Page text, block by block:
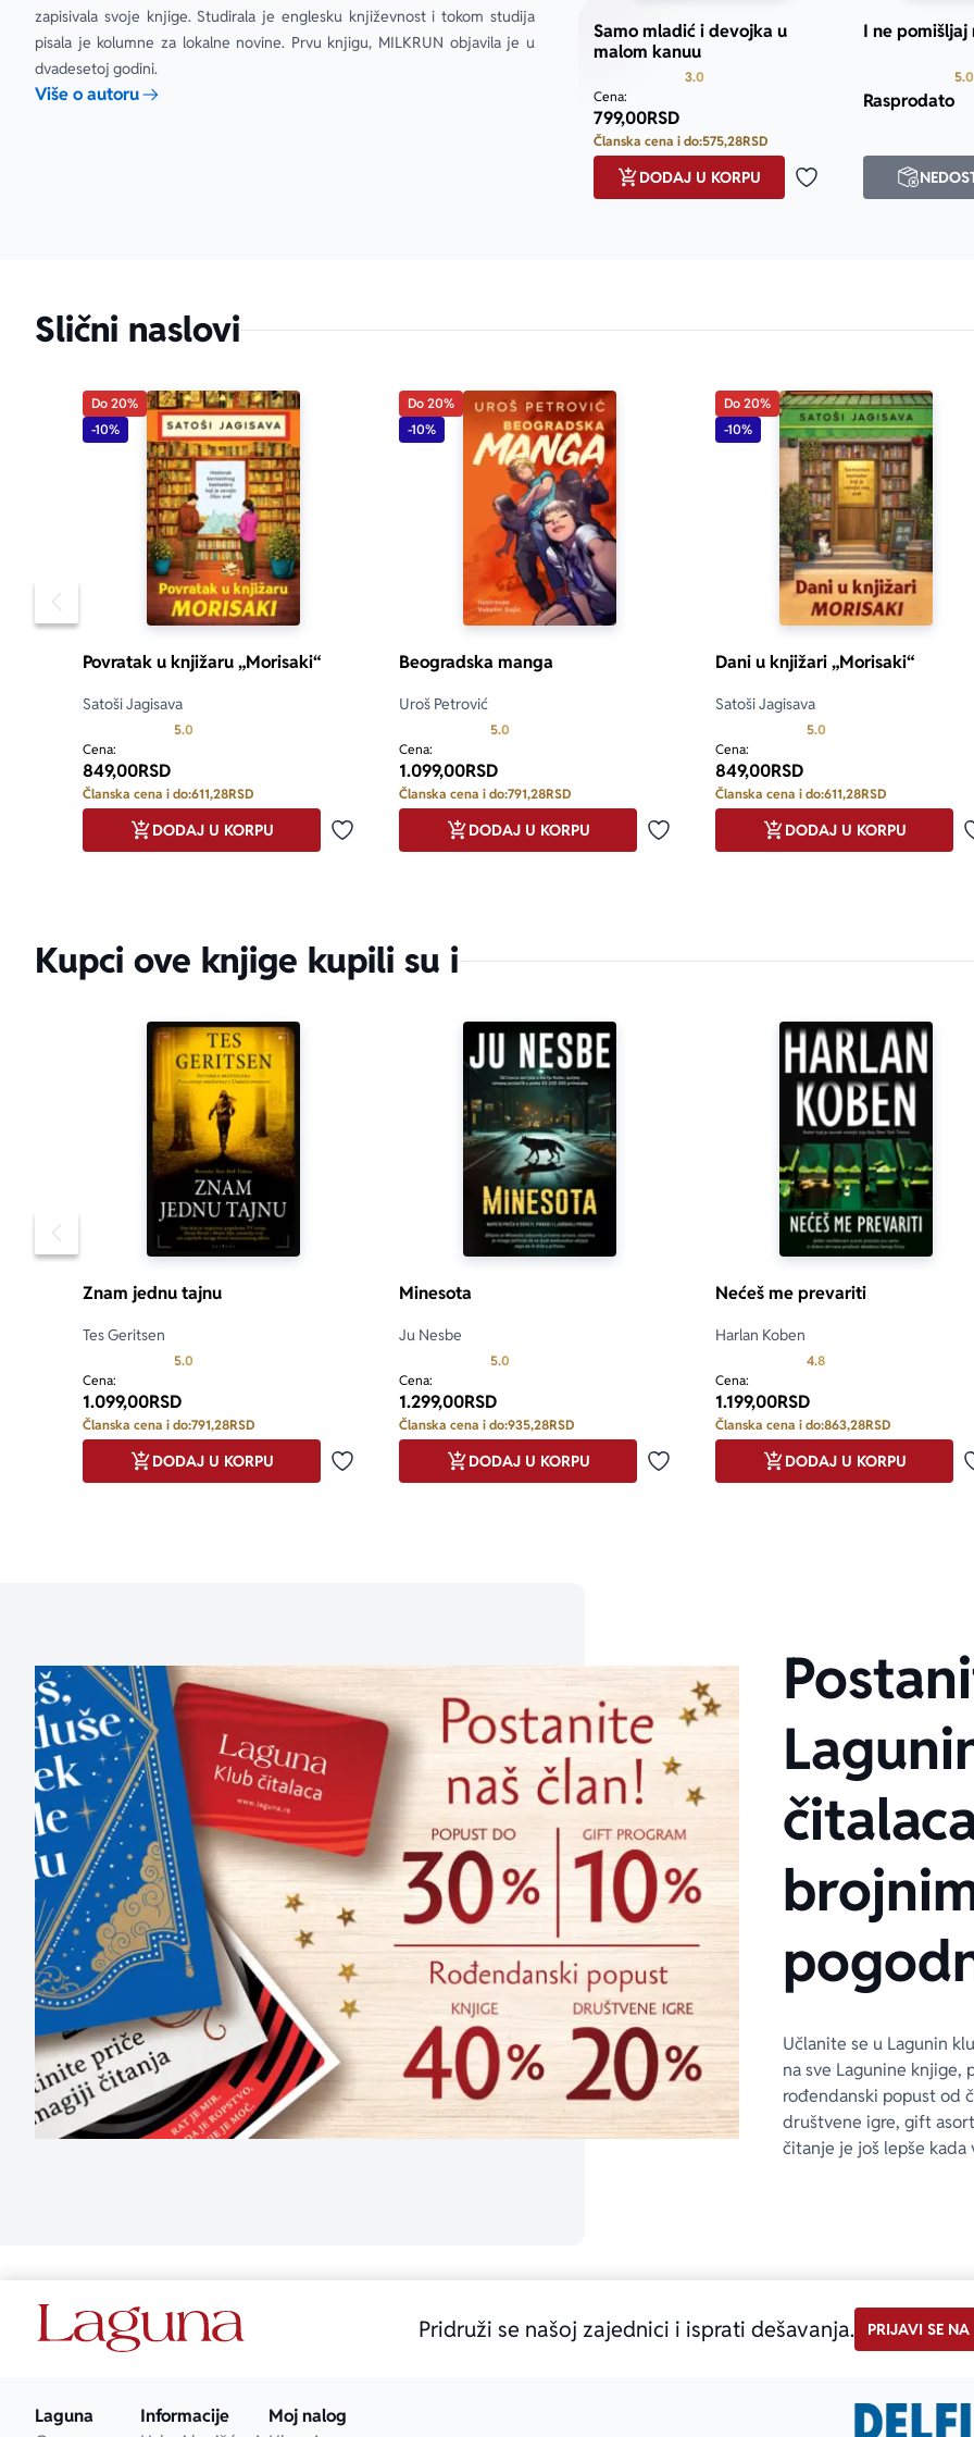
živimo bez njih.
zapisivala svoje knjige. Studirala je englesku književnost i tokom studija
pisala je kolumne za lokalne novine. Prvu knjigu, MILKRUN objavila je u
dvadesetoj godini.
Više o autoru
Samo mladić i devojka u
malom kanuu
3.0
Cena:
799,00RSD
Članska cena i do:575,28RSD
Dodaj u omiljene
DODAJ U KORPU
I ne pomišljaj
5.0
Rasprodato
Slični naslovi
Pomeranje sadržaja slajdera u levo
Do 20%
-10%
Povratak u knjižaru „Morisaki“
Satoši Jagisava
5.0
Cena:
849,00RSD
Članska cena i do:611,28RSD
Dodaj u omiljene
DODAJ U KORPU
Do 20%
-10%
Beogradska manga
Uroš Petrović
5.0
Cena:
1.099,00RSD
Članska cena i do:791,28RSD
Dodaj u omiljene
DODAJ U KORPU
Do 20%
-10%
Dani u knjižari „Morisaki“
Satoši Jagisava
5.0
Cena:
849,00RSD
Članska cena i do:611,28RSD
DODAJ U KORPU
Kupci ove knjige kupili su i
Pomeranje sadržaja slajdera u levo
Znam jednu tajnu
Tes Geritsen
5.0
Cena:
1.099,00RSD
Članska cena i do:791,28RSD
Dodaj u omiljene
DODAJ U KORPU
Minesota
Ju Nesbe
5.0
Cena:
1.299,00RSD
Članska cena i do:935,28RSD
Dodaj u omiljene
DODAJ U KORPU
Nećeš me prevariti
Harlan Koben
4.8Prosecna ocena je 4.8 od
Cena:
1.199,00RSD
Članska cena i do:863,28RSD
DODAJ U KORPU
Učlanite se u Lagunin
na sve Lagunine knjige,
rođendanski popust od
društvene igre, gift
čitanje je još lepše kada
Pridruži se našoj zajednici i isprati dešavanja. PRIJAVI SE NA
Laguna
Informacije
Moj nalog